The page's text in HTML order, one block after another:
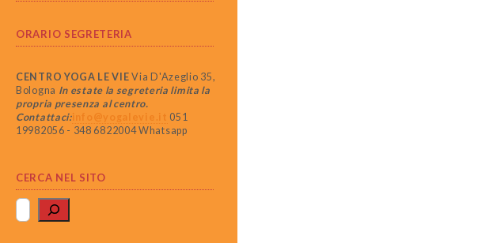
ORARIO SEGRETERIA
CENTRO YOGA LE VIE Via D'Azeglio 35,
Bologna In estate la segreteria limita la
propria presenza al centro.
Contattaci:info@yogalevie.it
051
19982056 - 348 6822004 Whatsapp
CERCA NEL SITO